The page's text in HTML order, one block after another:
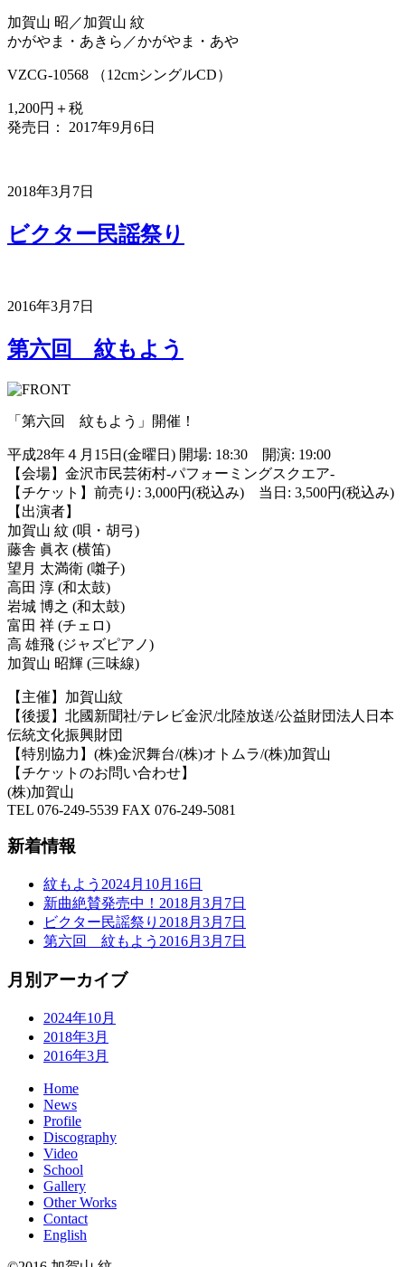
加賀山 昭／加賀山 紋
かがやま・あきら／かがやま・あや
VZCG-10568 （12cmシングルCD）
1,200円＋税
発売日： 2017年9月6日
2018年3月7日
ビクター民謡祭り
2016年3月7日
第六回 紋もよう
「第六回 紋もよう」開催！
平成28年４月15日(金曜日) 開場: 18:30 開演: 19:00
【会場】金沢市民芸術村-パフォーミングスクエア-
【チケット】前売り: 3,000円(税込み) 当日: 3,500円(税込み)
【出演者】
加賀山 紋 (唄・胡弓)
藤舎 眞衣 (横笛)
望月 太満衛 (囃子)
高田 淳 (和太鼓)
岩城 博之 (和太鼓)
富田 祥 (チェロ)
高 雄飛 (ジャズピアノ)
加賀山 昭輝 (三味線)
【主催】加賀山紋
【後援】北國新聞社/テレビ金沢/北陸放送/公益財団法人日本
伝統文化振興財団
【特別協力】(株)金沢舞台/(株)オトムラ/(株)加賀山
【チケットのお問い合わせ】
(株)加賀山
TEL 076-249-5539 FAX 076-249-5081
新着情報
紋もよう 2024月10月16日
新曲絶賛発売中！ 2018月3月7日
ビクター民謡祭り 2018月3月7日
第六回 紋もよう 2016月3月7日
月別アーカイブ
2024年10月
2018年3月
2016年3月
Home
News
Profile
Discography
Video
School
Gallery
Other Works
Contact
English